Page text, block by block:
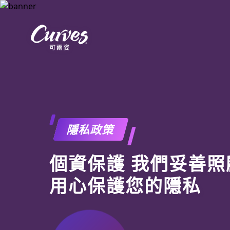
隱私政策
個資保護 我們妥善照
用心保護您的隱私